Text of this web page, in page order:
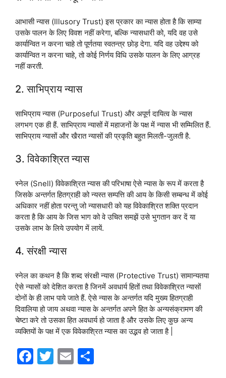
आभासी न्यास (Illusory Trust) इस प्रकार का न्यास होता है कि साम्या
उसके पालन के लिए विवश नहीं करेगा, बल्कि न्यासधारी को, यदि वह उसे
कार्यान्वित न करना चाहे तो पूर्णतया स्वतन्त्र छोड़ देगा. यदि वह उद्देश्य को
कार्यान्वित न करना चाहे, तो कोई निर्णय विधि उसके पालन के लिए आग्रह
नहीं करती.
2. साभिप्राय न्यास
साभिप्राय न्यास (Purposeful Trust) और अपूर्ण दायित्व के न्यास
लगभग एक ही हैं. साभिप्राय न्यासों में महाजनों के पक्ष में न्यास भी सम्मिलित हैं.
साभिप्राय न्यासों और खैरात न्यासों की प्रकृति बहुत मिलती-जुलती है.
3. विवेकाश्रित न्यास
स्नेल (Snell) विवेकाश्रित न्यास की परिभाषा ऐसे न्यास के रूप में करता है
जिसके अन्तर्गत हितग्राही को न्यस्त सम्पत्ति की आय के किसी सम्बन्ध में कोई
अधिकार नहीं होता परन्तु जो न्यासधारी को यह विवेकाश्रित शक्ति प्रदान
करता है कि आय के जिस भाग को वे उचित समझें उसे भुगतान कर दें या
उसके लाभ के लिये उपयोग में लायें.
4. संरक्षी न्यास
स्नेल का कथन है कि शब्द संरक्षी न्यास (Protective Trust) सामान्यतया
ऐसे न्यासों को देशित करता है जिनमें अवधार्य हितों तथा विवेकाश्रित न्यासों
दोनों के ही लाभ पाये जाते हैं. ऐसे न्यास के अन्तर्गत यदि मुख्य हितग्राही
दिवालिया हो जाय अथवा न्यास के अन्तर्गत अपने हित के अन्यसंक्रामण की
चेष्टा करे तो उसका हित अवधार्य हो जाता है और उसके लिए कुछ अन्य
व्यक्तियों के पक्ष में एक विवेकाश्रित न्यास का उद्भव हो जाता है |
F
T
E